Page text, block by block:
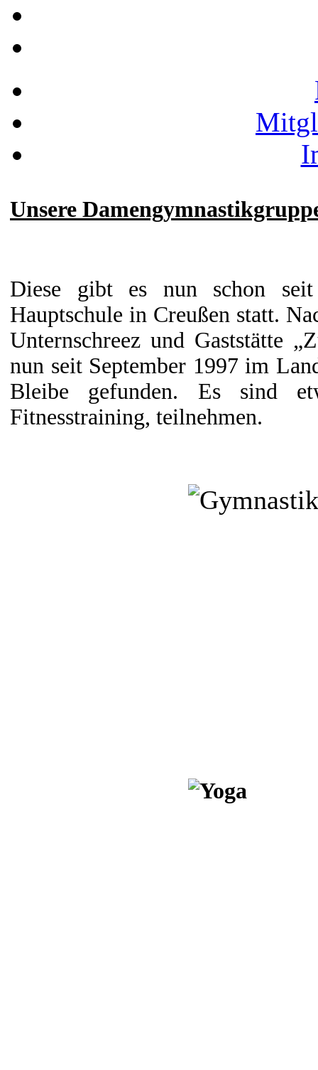
Unsere
Diese gibt es nun schon
Hauptschule in Creußen statt.
Unternschreez und Gaststätte
nun seit September 1997 im
Bleibe gefunden. Es sind
Fitnesstraining, teilnehmen.